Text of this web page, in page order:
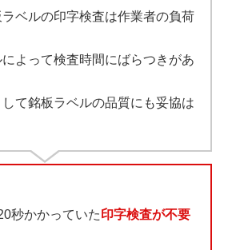
ベルの印字検査は作業者の負荷
よって検査時間にばらつきがあ
て銘板ラベルの品質にも妥協は
秒かかっていた印字検査が不要